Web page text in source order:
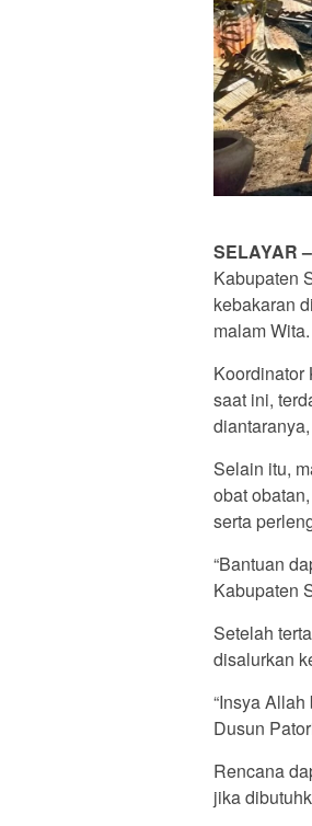
SELAYAR
Kabupaten
kebakaran
malam Wita.
Koordinator
saat ini,
Selain itu,
obat
serta
“Bantuan
Kabupaten
Setelah
disalurkan
“Insya
Dusun
Rencana
jika